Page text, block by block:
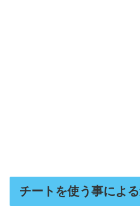
チートを使う事によ